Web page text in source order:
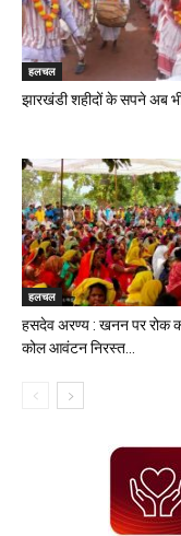
हलचल
झारखंडी शहीदों के सपने अब
हलचल
हसदेव अरण्य : खनन पर रोक
कोल आवंटन निरस्त...